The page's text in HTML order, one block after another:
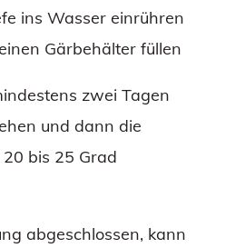
ins Wasser einrühren
Gärbehälter füllen
zwei Tagen
und dann die
bis 25 Grad
abgeschlossen, kann